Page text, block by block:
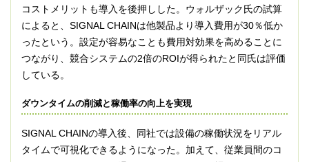
コストメリットも導入を後押しした。ウォルザック氏の試算
によると、SIGNAL CHAINは他製品より導入費用が30％低か
ったという。設定が容易なことも費用対効果を高めることに
つながり、競合システムの2倍のROIが得られたと同氏は評価
している。
ダウンタイムの削減と稼働率の向上を実現
SIGNAL CHAINの導入後、同社では設備の稼働状況をリアル
タイムで可視化できるようになった。加えて、従業員間のコ